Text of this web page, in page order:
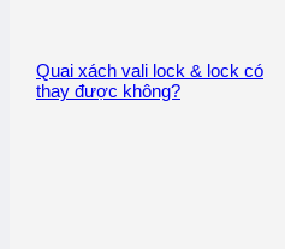
Quai xách vali lock & lock có
thay được không?